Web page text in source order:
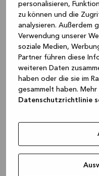
personalisieren,
zu können und die
analysieren. Außerdem
Verwendung unserer
soziale Medien,
Partner führen diese
weiteren Daten
haben oder die sie im
gesammelt haben.
Datenschutzrichtlinie
loadingwww.kvik.de